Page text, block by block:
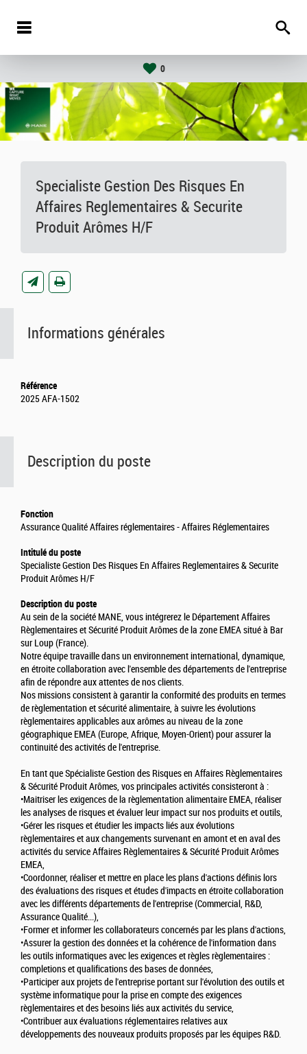
0
Specialiste Gestion Des Risques En
Affaires Reglementaires & Securite
Produit Arômes H/F
Description du poste
Fonction
Assurance Qualité Affaires réglementaires - Affaires Réglementaires
Intitulé du poste
Specialiste Gestion Des Risques En Affaires Reglementaires & Securite
Produit Arômes H/F
Description du poste
Au sein de la société MANE, vous intégrerez le Département Affaires
Règlementaires et Sécurité Produit Arômes de la zone EMEA situé à Bar
sur Loup (France).
Notre équipe travaille dans un environnement international, dynamique,
en étroite collaboration avec l'ensemble des départements de l'entreprise
afin de répondre aux attentes de nos clients.
Nos missions consistent à garantir la conformité des produits en termes
de règlementation et sécurité alimentaire, à suivre les évolutions
règlementaires applicables aux arômes au niveau de la zone
géographique EMEA (Europe, Afrique, Moyen-Orient) pour assurer la
continuité des activités de l'entreprise.
En tant que Spécialiste Gestion des Risques en Affaires Règlementaires
& Sécurité Produit Arômes, vos principales activités consisteront à :
•Maitriser les exigences de la règlementation alimentaire EMEA, réaliser
les analyses de risques et évaluer leur impact sur nos produits et outils,
•Gérer les risques et étudier les impacts liés aux évolutions
règlementaires et aux changements survenant en amont et en aval des
activités du service Affaires Règlementaires & Sécurité Produit Arômes
EMEA,
•Coordonner, réaliser et mettre en place les plans d'actions définis lors
des évaluations des risques et études d'impacts en étroite collaboration
avec les différents départements de l'entreprise (Commercial, R&D,
Assurance Qualité...),
•Former et informer les collaborateurs concernés par les plans d'actions,
•Assurer la gestion des données et la cohérence de l'information dans
les outils informatiques avec les exigences et règles règlementaires :
completions et qualifications des bases de données,
•Participer aux projets de l'entreprise portant sur l'évolution des outils et
système informatique pour la prise en compte des exigences
règlementaires et des besoins liés aux activités du service,
•Contribuer aux évaluations réglementaires relatives aux
développements des nouveaux produits proposés par les équipes R&D.
Informations générales
Référence
2025 AFA-1502